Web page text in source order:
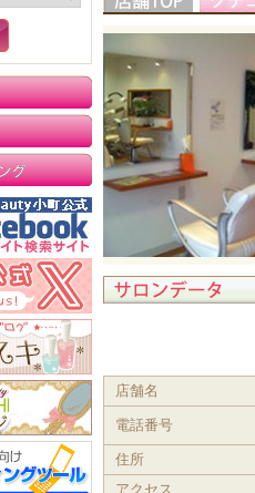
店舗名
電話番号
住所
アクセス